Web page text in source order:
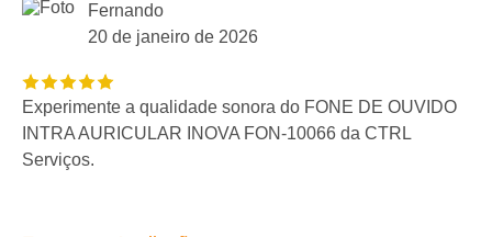
Fernando
20 de janeiro de 2026
Experimente a qualidade sonora do FONE DE OUVIDO
INTRA AURICULAR INOVA FON-10066 da CTRL
Serviços.